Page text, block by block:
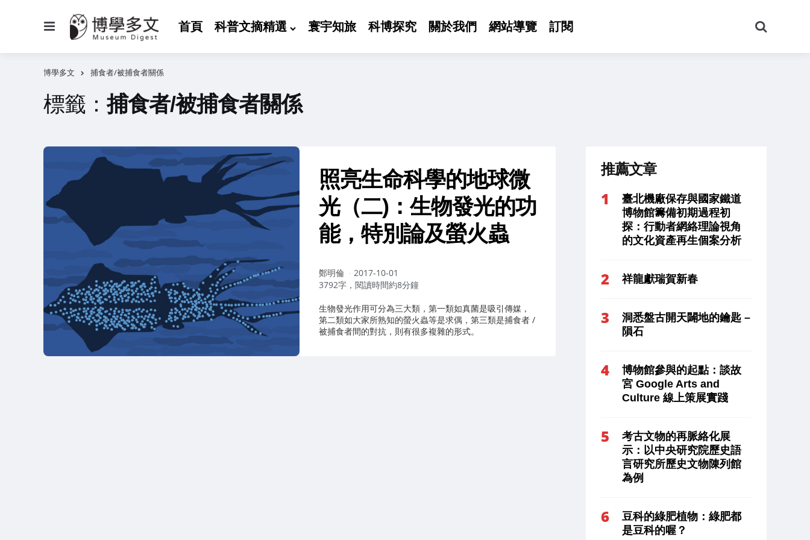
首頁 科普文摘精選 寰宇知旅 科博探究 關於我們 網站導覽 訂閱
尋
博學多文 捕食者/被捕食者關係
標籤：捕食者/被捕食者關係
照亮生命科學的地球微
光（二)：生物發光的功
能，特別論及螢火蟲
作
者：
鄭明倫
2017-10-01
3792字，閱讀時間約8分鐘
生物發光作用可分為三大類，第一類如真菌是吸引傳媒，
第二類如大家所熟知的螢火蟲等是求偶，第三類是捕食者 /
被捕食者間的對抗，則有很多複雜的形式。
推薦文章
臺北機廠保存與國家鐵道
博物館籌備初期過程初
探：行動者網絡理論視角
的文化資產再生個案分析
祥龍獻瑞賀新春
洞悉盤古開天闢地的鑰匙 –
隕石
博物館參與的起點：談故
宮 Google Arts and
Culture 線上策展實踐
考古文物的再脈絡化展
示：以中央研究院歷史語
言研究所歷史文物陳列館
為例
豆科的綠肥植物：綠肥都
是豆科的喔？